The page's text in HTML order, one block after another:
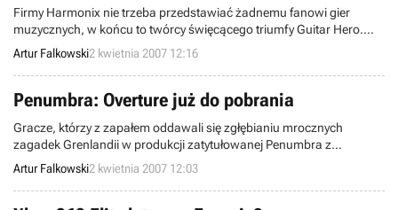
Firmy Harmonix nie trzeba przedstawiać żadnemu fanowi gier
muzycznych, w końcu to twórcy święcącego triumfy Guitar Hero.
Kiedy Activision ujawniło, że prace nad kolejnymi częściami tej gry
przejmie ekipa z Neversoft, stało się jasne, że Harmonix zajmie się
zupełnie nowym projektem. W końcu dowiedzieliśmy się paru
szczegółów na jego temat.
Artur Falkowski2 kwietnia 2007 12:16
Penumbra: Overture już do pobrania
Gracze, którzy z zapałem oddawali się zgłębianiu mrocznych
zagadek Grenlandii w produkcji zatytułowanej Penumbra z
pewnością ucieszą się z wiadomości, że pierwszy epizod jej
komercyjnej wersji ukazał się zgodnie z planem i jest dostępny do
pobrania za opłatą w wysokości 19,99$.
Artur Falkowski2 kwietnia 2007 12:03